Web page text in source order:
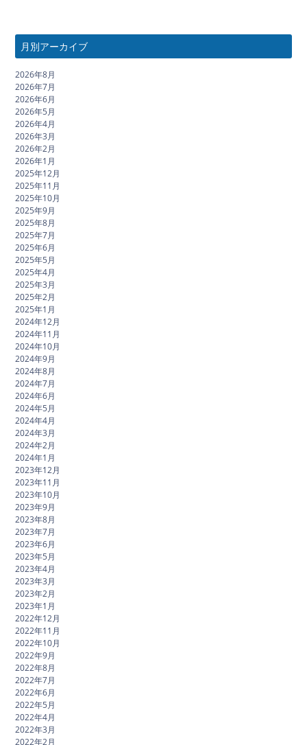
月別アーカイブ
2026年8月
2026年7月
2026年6月
2026年5月
2026年4月
2026年3月
2026年2月
2026年1月
2025年12月
2025年11月
2025年10月
2025年9月
2025年8月
2025年7月
2025年6月
2025年5月
2025年4月
2025年3月
2025年2月
2025年1月
2024年12月
2024年11月
2024年10月
2024年9月
2024年8月
2024年7月
2024年6月
2024年5月
2024年4月
2024年3月
2024年2月
2024年1月
2023年12月
2023年11月
2023年10月
2023年9月
2023年8月
2023年7月
2023年6月
2023年5月
2023年4月
2023年3月
2023年2月
2023年1月
2022年12月
2022年11月
2022年10月
2022年9月
2022年8月
2022年7月
2022年6月
2022年5月
2022年4月
2022年3月
2022年2月